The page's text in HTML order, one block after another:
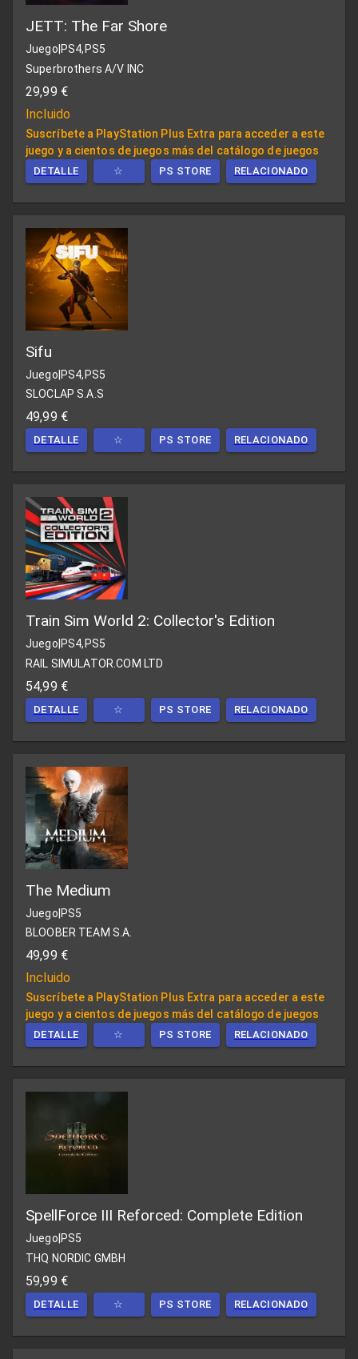
JETT: The Far Shore
Juego PS4,PS5
Superbrothers A/V INC
29,99 €
Incluido
Suscríbete a PlayStation Plus Extra para acceder a este
juego y a cientos de juegos más del catálogo de juegos
DETALLE ☆ PS STORE RELACIONADO
Sifu
Juego|PS4,PS5
SLOCLAP S.A.S
49,99 €
DETALLE ☆ PS STORE RELACIONADO
Train Sim World 2: Collector's Edition
Juego PS4,PS5
RAIL SIMULATOR.COM LTD
54,99 €
DETALLE ☆ PS STORE RELACIONADO
The Medium
Juego|PS5
BLOOBER TEAM S.A.
49,99 €
Incluido
Suscríbete a PlayStation Plus Extra para acceder a este
juego y a cientos de juegos más del catálogo de juegos
DETALLE ☆ PS STORE RELACIONADO
SpellForce III Reforced: Complete Edition
Juego PS5
THQ NORDIC GMBH
59,99 €
DETALLE ☆ PS STORE RELACIONADO